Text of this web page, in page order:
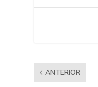
ANTERIOR